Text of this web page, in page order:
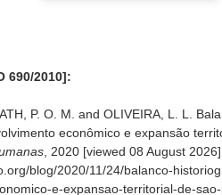
690/2010]:
P. O. M. and OLIVEIRA, L. L.
econômico e expansão
, 2020 [viewed 08 August
blog/2020/11/24/balanco-
e-expansao-territorial-de-